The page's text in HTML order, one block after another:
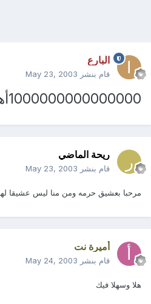
البارع
قام بنشر May 23, 2003
1000000000000000أهلا وسهلا
ريحة الماضي
قام بنشر May 23, 2003
مرحبا بعشيق حرمه ومن منا ليس عشيقا لها
أميرة نت
قام بنشر May 24, 2003
هلا وسهلا فيك